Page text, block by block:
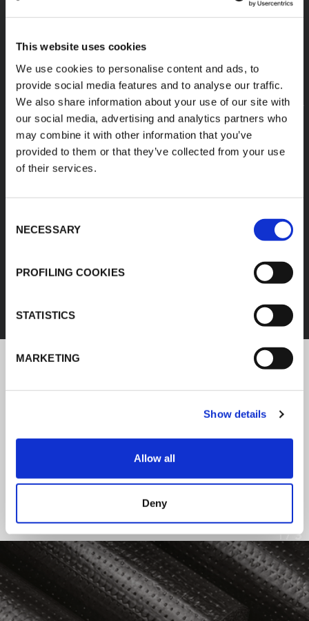
This website uses cookies
We use cookies to personalise content and ads, to
provide social media features and to analyse our traffic.
We also share information about your use of our site with
our social media, advertising and analytics partners who
may combine it with other information that you’ve
provided to them or that they’ve collected from your use
of their services.
Selection
NECESSARY
PROFILING COOKIES
STATISTICS
MARKETING
Show details
Allow all
Deny
productos e instalaciones de K-FLEX.
LEER TODAS LAS NOTICIAS
1/3